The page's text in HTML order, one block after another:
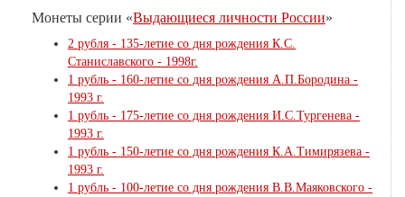
Монеты серии «Выдающиеся личности России»
2 рубля - 135-летие со дня рождения К.С.
Станиславского - 1998г.
1 рубль - 160-летие со дня рождения А.П.Бородина -
1993 г.
1 рубль - 175-летие со дня рождения И.С.Тургенева -
1993 г.
1 рубль - 150-летие со дня рождения К.А.Тимирязева -
1993 г.
1 рубль - 100-летие со дня рождения В.В.Маяковского -